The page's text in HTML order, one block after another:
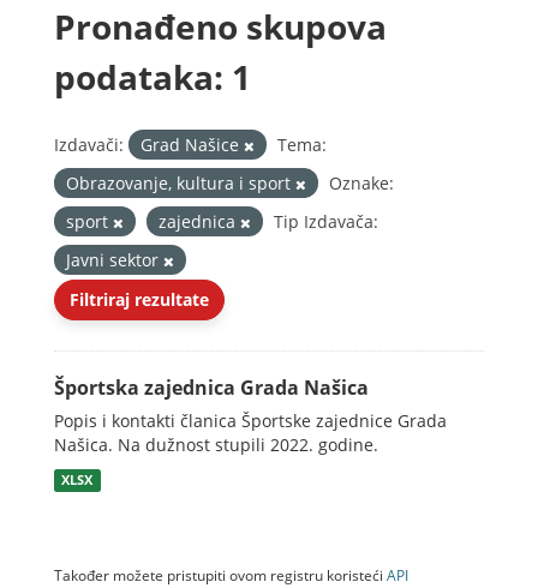
Pronađeno skupova
podataka: 1
Izdavači: Grad Našice
Tema:
Obrazovanje, kultura i sport
Oznake:
sport
zajednica
Tip Izdavača:
Javni sektor
Filtriraj rezultate
Športska zajednica Grada Našica
Popis i kontakti članica Športske zajednice Grada
Našica. Na dužnost stupili 2022. godine.
XLSX
Također možete pristupiti ovom registru koristeći API